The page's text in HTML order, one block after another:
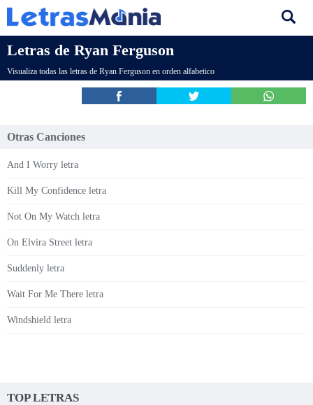
Letras de Ryan Ferguson
Visualiza todas las letras de Ryan Ferguson en orden alfabetico
Otras Canciones
And I Worry letra
Kill My Confidence letra
Not On My Watch letra
On Elvira Street letra
Suddenly letra
Wait For Me There letra
Windshield letra
TOP LETRAS